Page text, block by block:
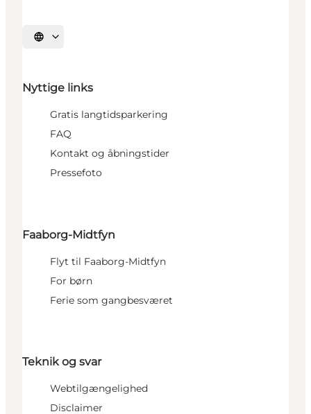
Vælg sprog
Nyttige links
Gratis langtidsparkering
FAQ
Kontakt og åbningstider
Pressefoto
Faaborg-Midtfyn
Flyt til Faaborg-Midtfyn
For børn
Ferie som gangbesværet
Teknik og svar
Webtilgængelighed
Disclaimer